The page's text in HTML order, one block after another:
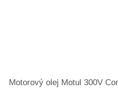
Motorový olej Motul 300V